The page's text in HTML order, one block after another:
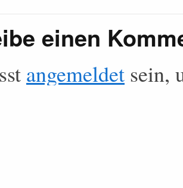
einen
angemeldet sein,